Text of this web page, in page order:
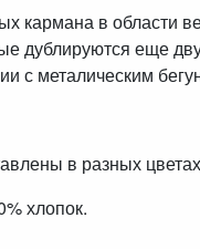
кармана в области
дублируются еще
с металическим
в разных
хлопок.